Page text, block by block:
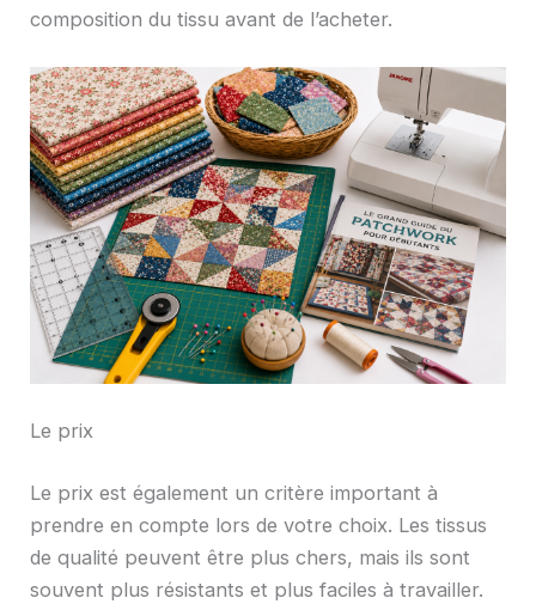
composition du tissu avant de l’acheter.
Le prix
Le prix est également un critère important à
prendre en compte lors de votre choix. Les tissus
de qualité peuvent être plus chers, mais ils sont
souvent plus résistants et plus faciles à travailler.